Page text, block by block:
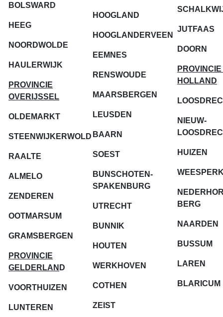
BOLSWARD
HEEG
NOORDWOLDE
HAULERWIJK
PROVINCIE
OVERIJSSEL
OLDEMARKT
STEENWIJKERWOLD
RAALTE
ALMELO
ZENDEREN
OOTMARSUM
GRAMSBERGEN
PROVINCIE
GELDERLAN D
VOORTHUIZEN
LUNTEREN
HOOGLAND
HOOGLANDERVEEN
EEMNES
RENSWOUDE
MAARSBERGEN
LEUSDEN
BAARN
SOEST
BUNSCHOTEN-
SPAKENBURG
UTRECHT
BUNNIK
HOUTEN
WERKHOVEN
COTHEN
ZEIST
JUTFAAS
DOORN
HOLLAND
NIEUW-
HUIZEN
BERG
NAARDEN
BUSSUM
LAREN
BLARICUM